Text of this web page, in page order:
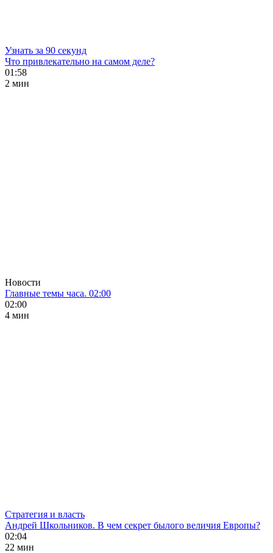
Узнать за 90 секунд
Что привлекательно на самом деле?
01:58
2 мин
Новости
Главные темы часа. 02:00
02:00
4 мин
Стратегия и власть
Андрей Школьников. В чем секрет былого величия Европы?
02:04
22 мин